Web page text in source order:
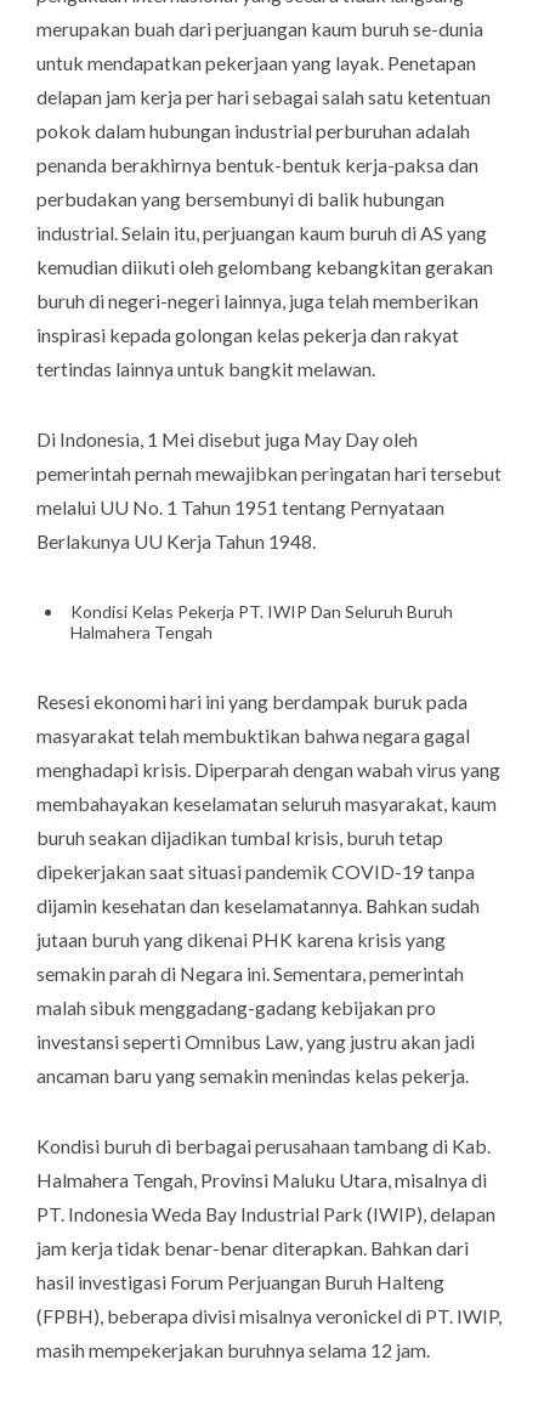
merupakan buah dari perjuangan kaum buruh se-dunia
untuk mendapatkan pekerjaan yang layak. Penetapan
delapan jam kerja per hari sebagai salah satu ketentuan
pokok dalam hubungan industrial perburuhan adalah
penanda berakhirnya bentuk-bentuk kerja-paksa dan
perbudakan yang bersembunyi di balik hubungan
industrial. Selain itu, perjuangan kaum buruh di AS yang
kemudian diikuti oleh gelombang kebangkitan gerakan
buruh di negeri-negeri lainnya, juga telah memberikan
inspirasi kepada golongan kelas pekerja dan rakyat
tertindas lainnya untuk bangkit melawan.
Di Indonesia, 1 Mei disebut juga May Day oleh
pemerintah pernah mewajibkan peringatan hari tersebut
melalui UU No. 1 Tahun 1951 tentang Pernyataan
Berlakunya UU Kerja Tahun 1948.
Kondisi Kelas Pekerja PT. IWIP Dan Seluruh Buruh
Halmahera Tengah
Resesi ekonomi hari ini yang berdampak buruk pada
masyarakat telah membuktikan bahwa negara gagal
menghadapi krisis. Diperparah dengan wabah virus yang
membahayakan keselamatan seluruh masyarakat, kaum
buruh seakan dijadikan tumbal krisis, buruh tetap
dipekerjakan saat situasi pandemik COVID-19 tanpa
dijamin kesehatan dan keselamatannya. Bahkan sudah
jutaan buruh yang dikenai PHK karena krisis yang
semakin parah di Negara ini. Sementara, pemerintah
malah sibuk menggadang-gadang kebijakan pro
investansi seperti Omnibus Law, yang justru akan jadi
ancaman baru yang semakin menindas kelas pekerja.
Kondisi buruh di berbagai perusahaan tambang di Kab.
Halmahera Tengah, Provinsi Maluku Utara, misalnya di
PT. Indonesia Weda Bay Industrial Park (IWIP), delapan
jam kerja tidak benar-benar diterapkan. Bahkan dari
hasil investigasi Forum Perjuangan Buruh Halteng
(FPBH), beberapa divisi misalnya veronickel di PT. IWIP,
masih mempekerjakan buruhnya selama 12 jam.